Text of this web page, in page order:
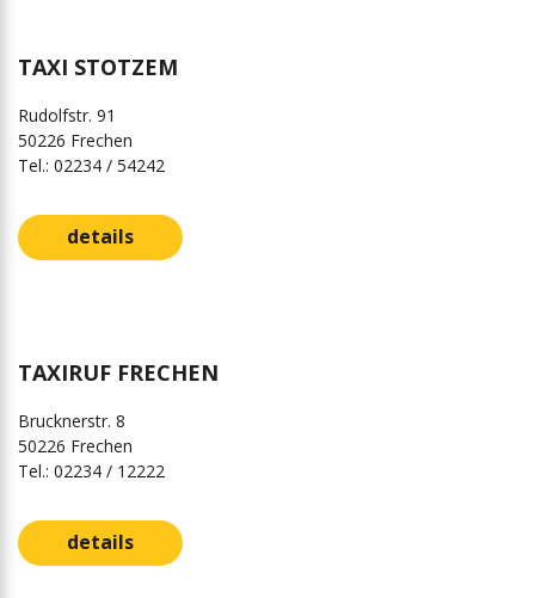
TAXI STOTZEM
Rudolfstr. 91
50226 Frechen
Tel.: 02234 / 54242
details
TAXIRUF FRECHEN
Brucknerstr. 8
50226 Frechen
Tel.: 02234 / 12222
details